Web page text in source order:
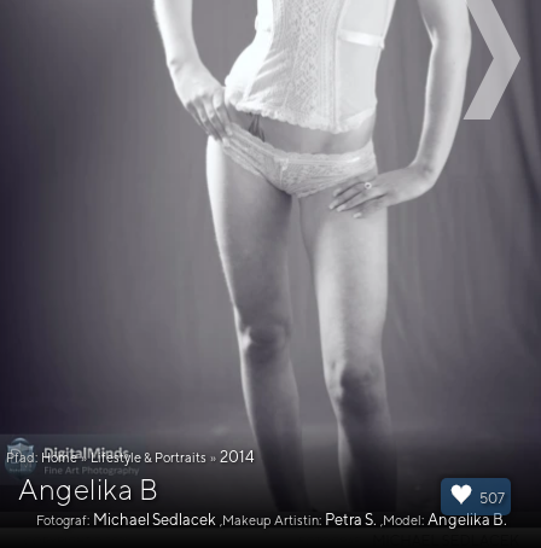
507
Pfad: Home » Lifestyle & Portraits » 2014
Angelika B
Fotograf: Michael Sedlacek ,Makeup Artistin: Petra S. ,Model: Angelika B.